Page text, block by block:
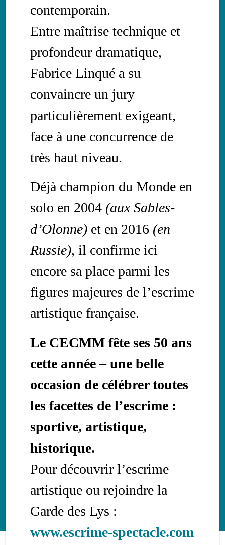
contemporain.
Entre maîtrise technique et
profondeur dramatique,
Fabrice Linqué a su
convaincre un jury
particulièrement exigeant,
face à une concurrence de
très haut niveau.
Déjà champion du Monde en
solo en 2004 (aux Sables-
d’Olonne) et en 2016 (en
Russie), il confirme ici
encore sa place parmi les
figures majeures de l’escrime
artistique française.
Le CECMM fête ses 50 ans
cette année – une belle
occasion de célébrer toutes
les facettes de l’escrime :
sportive, artistique,
historique.
Pour découvrir l’escrime
artistique ou rejoindre la
Garde des Lys :
www.escrime-spectacle.com